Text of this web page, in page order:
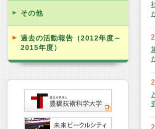
その他
過去の活動報告（2012年度～
2015年度）